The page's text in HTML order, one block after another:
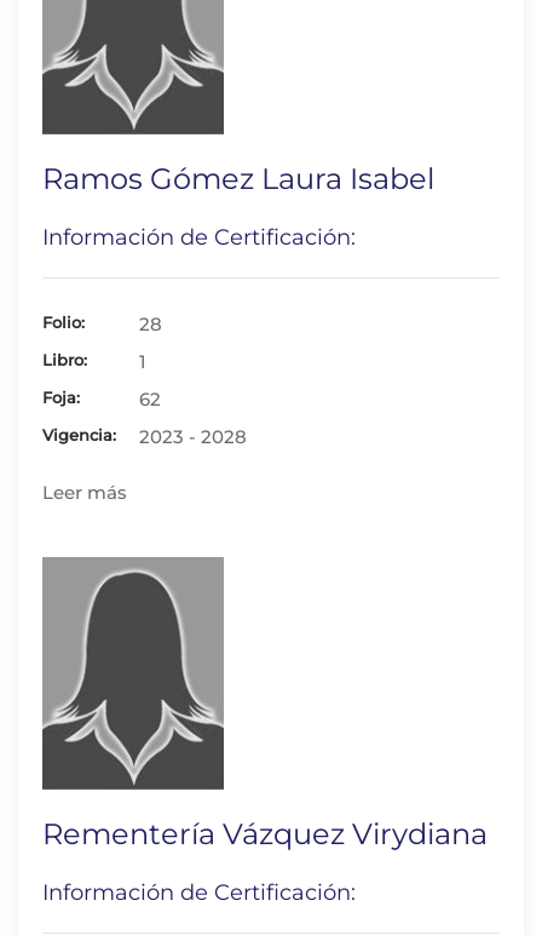
Ramos Gómez Laura Isabel
Información de Certificación:
Folio: 28
Libro: 1
Foja: 62
Vigencia: 2023 - 2028
Leer más
Rementería Vázquez Virydiana
Información de Certificación: